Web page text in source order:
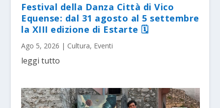
Festival della Danza Città di Vico
Equense: dal 31 agosto al 5 settembre
la XIII edizione di Estarte 🗓
Ago 5, 2026 | Cultura, Eventi
leggi tutto